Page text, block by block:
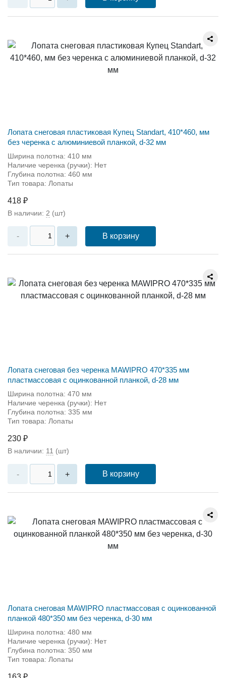
Лопата снеговая пластиковая Купец Standart, 410*460, мм
без черенка с алюминиевой планкой, d-32 мм
Ширина полотна: 410 мм
Наличие черенка (ручки): Нет
Глубина полотна: 460 мм
Тип товара: Лопаты
418 ₽
В наличии: 2 (шт)
- + В корзину
Лопата снеговая без черенка MAWIPRO 470*335 мм
пластмассовая с оцинкованной планкой, d-28 мм
Ширина полотна: 470 мм
Наличие черенка (ручки): Нет
Глубина полотна: 335 мм
Тип товара: Лопаты
230 ₽
В наличии: 11 (шт)
- + В корзину
Лопата снеговая MAWIPRO пластмассовая с оцинкованной
планкой 480*350 мм без черенка, d-30 мм
Ширина полотна: 480 мм
Наличие черенка (ручки): Нет
Глубина полотна: 350 мм
Тип товара: Лопаты